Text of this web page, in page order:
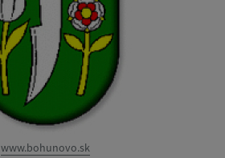
www.bohunovo.sk